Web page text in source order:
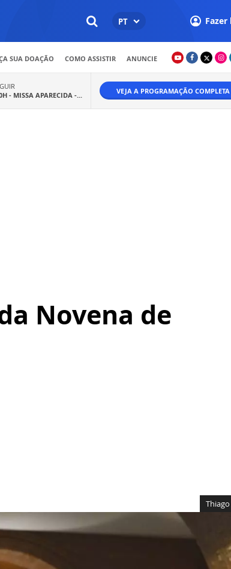
PT Fazer
SUA DOAÇÃO COMO ASSISTIR ANUNCIE
- MISSA APARECIDA -... VEJA A PROGRAMAÇÃO COMPLETA
Novena de